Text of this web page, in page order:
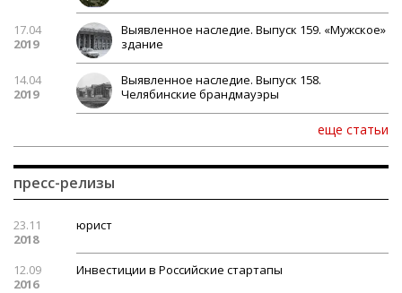
17.04
2019
Выявленное наследие. Выпуск 159. «Мужское»
здание
14.04
2019
Выявленное наследие. Выпуск 158.
Челябинские брандмауэры
еще статьи
пресс-релизы
23.11
2018
юрист
12.09
2016
Инвестиции в Российские стартапы